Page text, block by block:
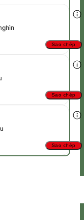
Sao chép
Sao chép
Sao chép